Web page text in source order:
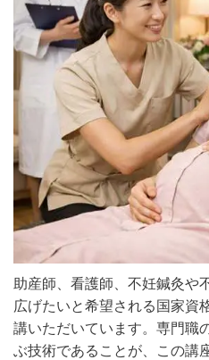
助産師、看護師、不妊鍼灸や
広げたいと希望される国家資
講いただいています。専門職
ぶ技術であることが、この講